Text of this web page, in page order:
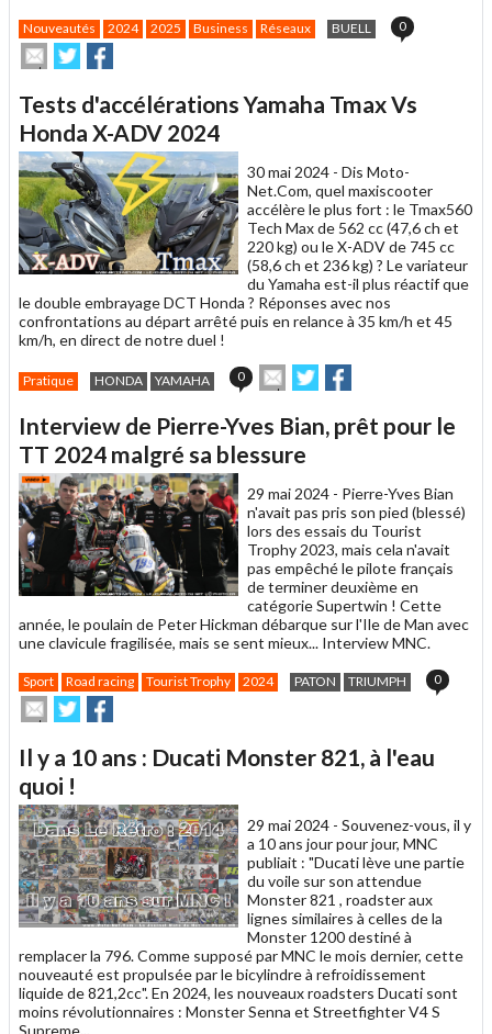
Nouveautés 2024 2025 Business Réseaux BUELL 0
Envoyer
cet
un
ami
Partager
sur
sur
Tests d'accélérations Yamaha Tmax Vs
Honda X-ADV 2024
30 mai 2024 - Dis Moto-
Net.Com, quel maxiscooter
accélère le plus fort : le Tmax560
Tech Max de 562 cc (47,6 ch et
220 kg) ou le X-ADV de 745 cc
(58,6 ch et 236 kg) ? Le variateur
du Yamaha est-il plus réactif que
le double embrayage DCT Honda ? Réponses avec nos
confrontations au départ arrêté puis en relance à 35 km/h et 45
km/h, en direct de notre duel !
Pratique HONDA YAMAHA 0
Envoyer
cet
à
un
ami
Partager
sur sur
Interview de Pierre-Yves Bian, prêt pour le
TT 2024 malgré sa blessure
29 mai 2024 - Pierre-Yves Bian
n'avait pas pris son pied (blessé)
lors des essais du Tourist
Trophy 2023, mais cela n'avait
pas empêché le pilote français
de terminer deuxième en
catégorie Supertwin ! Cette
année, le poulain de Peter Hickman débarque sur l'Ile de Man avec
une clavicule fragilisée, mais se sent mieux... Interview MNC.
Sport Road racing Tourist Trophy 2024 PATON TRIUMPH 0
Envoyer
cet
un
ami
Partager
sur
sur
Il y a 10 ans : Ducati Monster 821, à l'eau
quoi !
29 mai 2024 - Souvenez-vous, il y
a 10 ans jour pour jour, MNC
publiait : "Ducati lève une partie
du voile sur son attendue
Monster 821 , roadster aux
lignes similaires à celles de la
Monster 1200 destiné à
remplacer la 796. Comme supposé par MNC le mois dernier, cette
nouveauté est propulsée par le bicylindre à refroidissement
liquide de 821,2cc". En 2024, les nouveaux roadsters Ducati sont
moins révolutionnaires : Monster Senna et Streetfighter V4 S
Supreme...